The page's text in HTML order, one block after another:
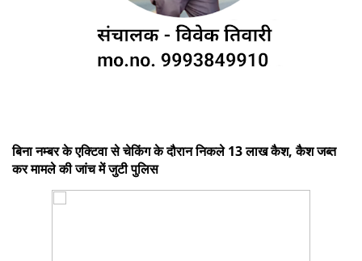
बिना नम्बर के एक्टिवा से चेकिंग के दौरान निकले 13 लाख कैश, कैश जब्त
कर मामले की जांच में जुटी पुलिस